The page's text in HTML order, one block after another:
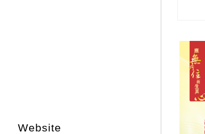
Website